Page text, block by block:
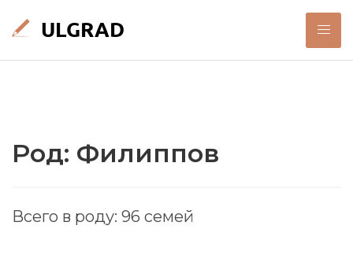
Род: Филиппов
Всего в роду: 96 семей